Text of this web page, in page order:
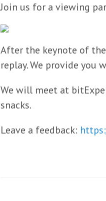
Join us for a viewing
After the keynote of
replay. We provide you
We will meet at
snacks.
Leave a feedback: